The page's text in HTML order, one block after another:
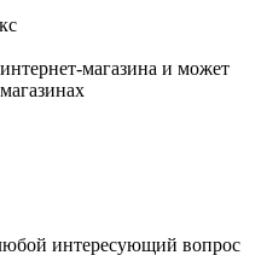
магазина и может
интересующий вопрос